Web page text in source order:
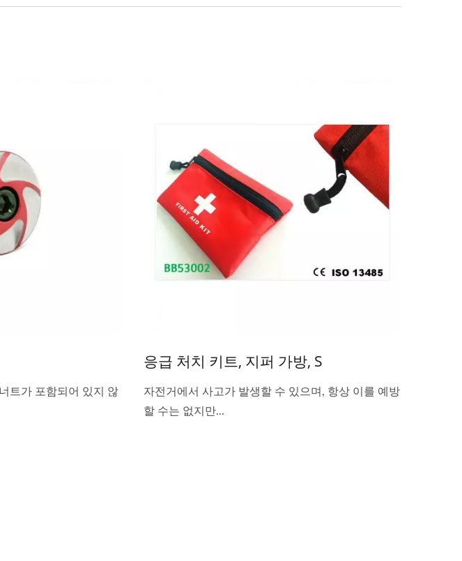
트가 포함되어 있지 않
응급 처치 키트, 지퍼 가방, S
자전거에서 사고가 발생할 수 있으며, 항상 이를 예방
할 수는 없지만...